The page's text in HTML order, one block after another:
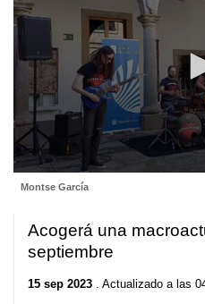
seconds
seconds
Montse García
Acogerá una
septiembre
15 sep 2023 . Actualizado a las